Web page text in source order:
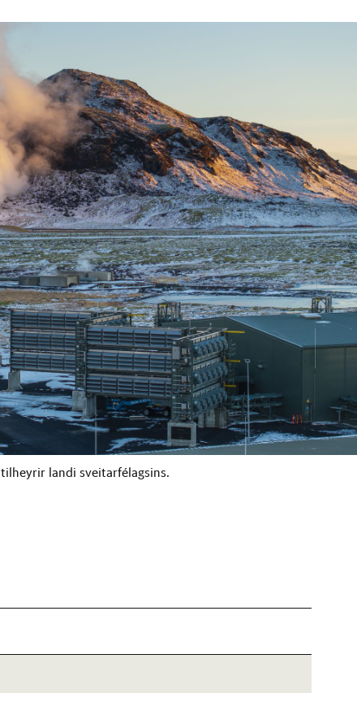
landi sveitarfélagsins.